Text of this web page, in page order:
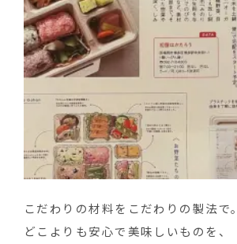
こだわりの材料をこだわりの製法で。
どこよりも安心で美味しいものを、